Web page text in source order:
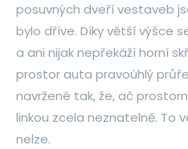
posuvných dveří vestaveb
bylo dříve. Díky větší výšce
a ani nijak nepřekáží horní
prostor auta pravoúhlý
navržené tak, že, ač
linkou zcela neznatelně. To
nelze.